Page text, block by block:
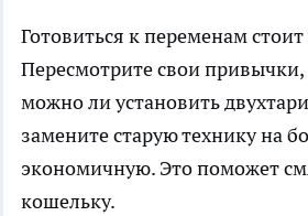
Готовиться к переменам стоит
Пересмотрите свои привычки,
можно ли установить
замените старую технику на
экономичную. Это поможет
кошельку.